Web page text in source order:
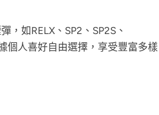
如RELX、SP2、SP2S、
個人喜好自由選擇，享受豐富多樣